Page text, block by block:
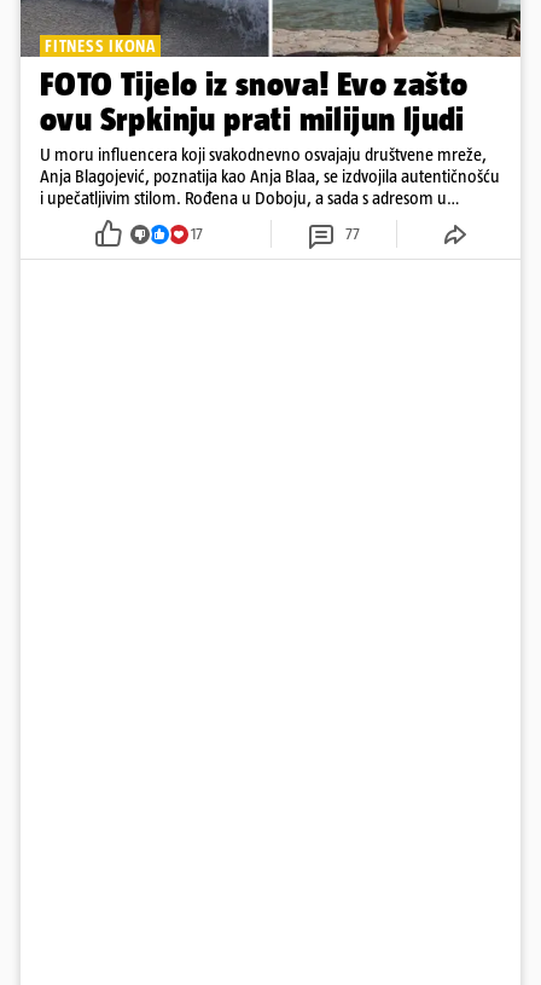
FITNESS IKONA
FOTO Tijelo iz snova! Evo zašto
ovu Srpkinju prati milijun ljudi
U moru influencera koji svakodnevno osvajaju društvene mreže,
Anja Blagojević, poznatija kao Anja Blaa, se izdvojila autentičnošću
i upečatljivim stilom. Rođena u Doboju, a sada s adresom u
Dubaiju, Anja je spoj glamura, discipline i mladenačke energije
17 77